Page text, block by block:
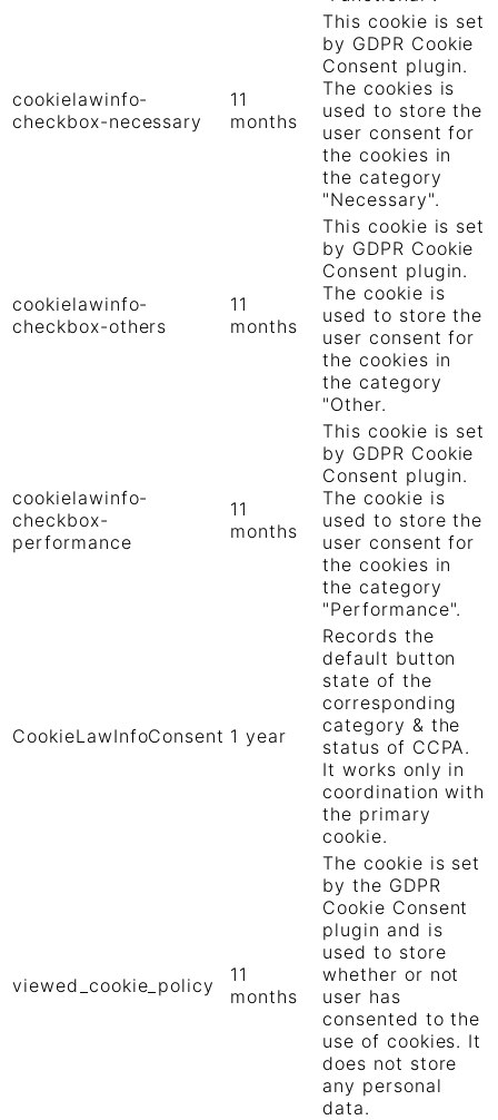
cookielawinfo-
checkbox-necessary
11
months
This cookie is set
by GDPR Cookie
Consent plugin.
The cookies is
used to store the
user consent for
the cookies in
the category
"Necessary".
cookielawinfo-
checkbox-others
11
months
This cookie is set
by GDPR Cookie
Consent plugin.
The cookie is
used to store the
user consent for
the cookies in
the category
"Other.
cookielawinfo-
checkbox-
performance
11
months
This cookie is set
by GDPR Cookie
Consent plugin.
The cookie is
used to store the
user consent for
the cookies in
the category
"Performance".
CookieLawInfoConsent 1 year
Records the
default button
state of the
corresponding
category & the
status of CCPA.
It works only in
coordination with
the primary
cookie.
viewed_cookie_policy
11
months
The cookie is set
by the GDPR
Cookie Consent
plugin and is
used to store
whether or not
user has
consented to the
use of cookies. It
does not store
any personal
data.